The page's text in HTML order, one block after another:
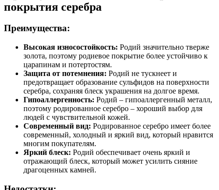
покрытия серебра
Преимущества:
Высокая износостойкость: Родий значительно тверже
золота, поэтому родиевое покрытие более устойчиво к
царапинам и потертостям.
Защита от потемнения: Родий не тускнеет и
предотвращает образование сульфидов на поверхности
серебра, сохраняя блеск украшения на долгое время.
Гипоаллергенность: Родий – гипоаллергенный металл,
поэтому родированное серебро – хороший выбор для
людей с чувствительной кожей.
Современный вид: Родированное серебро имеет более
современный, холодный и яркий вид, который нравится
многим покупателям.
Яркий блеск: Родий обеспечивает очень яркий и
отражающий блеск, который может усилить сияние
драгоценных камней.